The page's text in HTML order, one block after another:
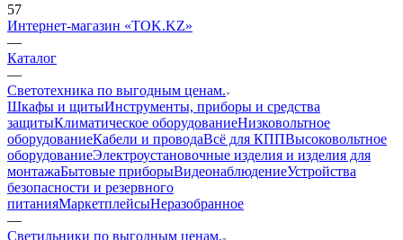
57
Интернет-магазин «TOK.KZ»
—
Каталог
—
Светотехника по выгодным ценам.
Шкафы и щитыИнструменты, приборы и средства
защитыКлиматическое оборудованиеНизковольтное
оборудованиеКабели и проводаВсё для КППВысоковольтное
оборудованиеЭлектроустановочные изделия и изделия для
монтажаБытовые приборыВидеонаблюдениеУстройства
безопасности и резервного
питанияМаркетплейсыНеразобранное
—
Светильники по выгодным ценам.